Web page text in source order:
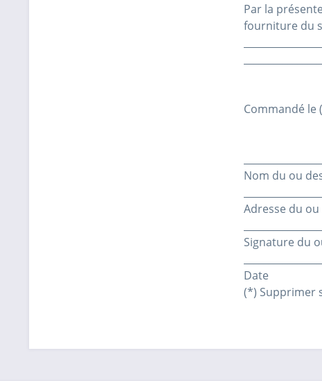
Par la
fourniture du
Commandé le
Nom du ou
Adresse du
Signature du
Date
(*) Supprimer